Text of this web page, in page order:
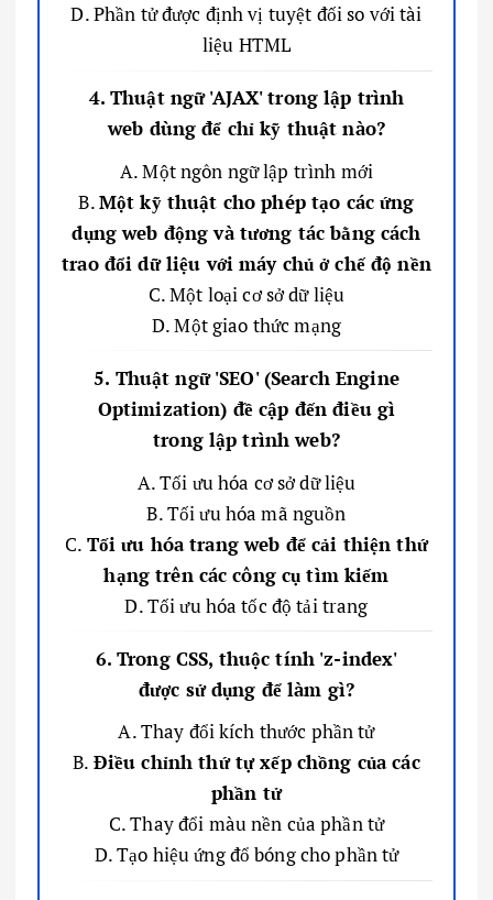
D. Phần tử được định vị tuyệt đối so với tài
liệu HTML
4. Thuật ngữ 'AJAX' trong lập trình
web dùng để chỉ kỹ thuật nào?
A. Một ngôn ngữ lập trình mới
B.Một kỹ thuật cho phép tạo các ứng
dụng web động và tương tác bằng cách
trao đổi dữ liệu với máy chủ ở chế độ nền
C. Một loại cơ sở dữ liệu
D. Một giao thức mạng
5. Thuật ngữ 'SEO' (Search Engine
Optimization) đề cập đến điều gì
trong lập trình web?
A. Tối ưu hóa cơ sở dữ liệu
B. Tối ưu hóa mã nguồn
C. Tối ưu hóa trang web để cải thiện thứ
hạng trên các công cụ tìm kiếm
D. Tối ưu hóa tốc độ tải trang
6. Trong CSS, thuộc tính 'z-index'
được sử dụng để làm gì?
A. Thay đổi kích thước phần tử
B. Điều chỉnh thứ tự xếp chồng của các
phần tử
C. Thay đổi màu nền của phần tử
D. Tạo hiệu ứng đổ bóng cho phần tử